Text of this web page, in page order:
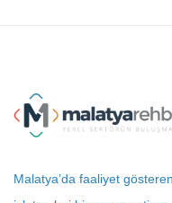
Malatya’da faaliyet